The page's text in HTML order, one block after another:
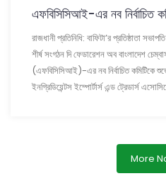
এফবিসিসিআই-এর নব নির্বাচিত
রাজধানী প্রতিনিধি: বাফিটা’র প্রতিষ্ঠাতা
শীর্ষ সংগঠন দি ফেডারেশন অব বাংলাদেশ
(এফবিসিসিআই)-এর নব নির্বাচিত কমিটিকে
ইনগ্রিডিয়েন্টস ইম্পোর্টার্স এন্ড ট্রেডার্স
More